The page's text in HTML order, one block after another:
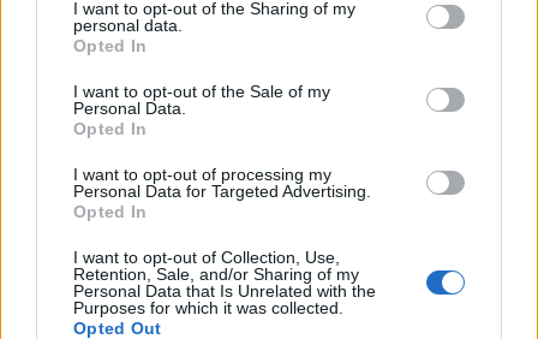
I want to opt-out of the Sharing of my
personal data.
Opted In
I want to opt-out of the Sale of my
Personal Data.
Opted In
I want to opt-out of processing my
Personal Data for Targeted Advertising.
Opted In
I want to opt-out of Collection, Use,
Retention, Sale, and/or Sharing of my
Personal Data that Is Unrelated with the
Purposes for which it was collected.
Opted Out
νωρίτερα στον Λαγκαδά
17:11 - 3 Ιουλίου 2021
Πυρκαγιά εκδηλώθηκε το μεσημέρι του Σαββάτου σε
ξερά χώρα στην περιοχή του Λαγκαδά, έξω από το
Κολχικό.